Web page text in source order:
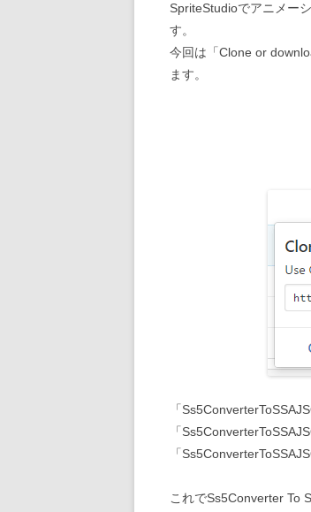
SpriteStudioでアニメー
す。
今回は「Clone or
ます。
「
「
「
これでSs5Converter To